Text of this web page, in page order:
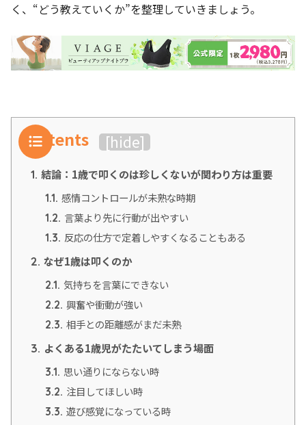
く、“どう教えていくか”を整理していきましょう。
Contents [hide]
1. 結論：1歳で叩くのは珍しくないが関わり方は重要
1.1. 感情コントロールが未熟な時期
1.2. 言葉より先に行動が出やすい
1.3. 反応の仕方で定着しやすくなることもある
2. なぜ1歳は叩くのか
2.1. 気持ちを言葉にできない
2.2. 興奮や衝動が強い
2.3. 相手との距離感がまだ未熟
3. よくある1歳児がたたいてしまう場面
3.1. 思い通りにならない時
3.2. 注目してほしい時
3.3. 遊び感覚になっている時